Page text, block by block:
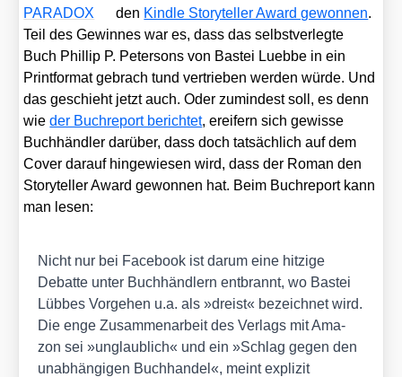
PARADOX
den Kind­le Sto­rytel­ler Award gewon­nen.
Teil des Gewin­nes war es, dass das selbst­ver­leg­te
Buch Phil­lip P. Peter­sons von Bas­tei Lueb­be in ein
Print­for­mat gebrach tund ver­trie­ben wer­den wür­de. Und
das geschieht jetzt auch. Oder zumin­dest soll, es denn
wieder Buch­re­port berich­tet, erei­fern sich gewis­se
Buch­händ­ler dar­über, dass doch tat­säch­lich auf dem
Cover dar­auf hin­ge­wie­sen wird, dass der Roman den
Sto­rytel­ler Award gewon­nen hat. Beim Buch­re­port kann
man lesen:
Nicht nur bei Face­book ist dar­um eine hit­zi­ge
Debat­te unter Buch­händ­lern ent­brannt, wo Bas­tei
Lüb­bes Vor­ge­hen u.a. als »dreist« bezeich­net wird.
Die enge Zusam­men­ar­beit des Ver­lags mit Ama­
zon sei »unglaub­lich« und ein »Schlag gegen den
unab­hän­gi­gen Buch­han­del«, meint expli­zit